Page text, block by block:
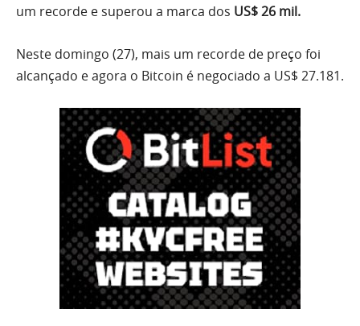
um recorde e superou a marca dos US$ 26 mil.
Neste domingo (27), mais um recorde de preço foi
alcançado e agora o Bitcoin é negociado a US$ 27.181.